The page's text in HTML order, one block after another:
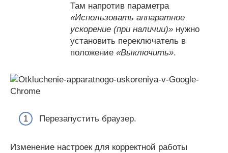
Там напротив параметра
«Использовать аппаратное
ускорение (при наличии)» нужно
установить переключатель в
положение «Выключить».
Перезапустить браузер.
Изменение настроек для корректной работы